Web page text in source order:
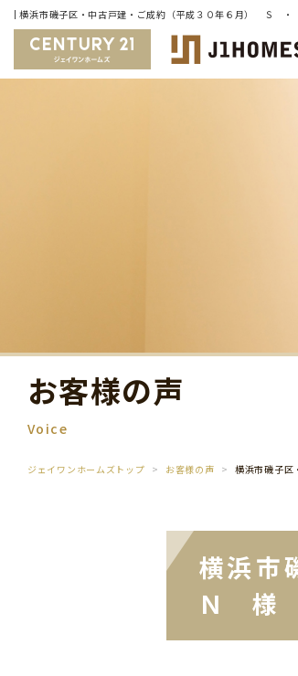
お客様の声
Voice
ジェイワンホームズトップ お客様の声 横浜市磯子
横浜
Ｎ 様